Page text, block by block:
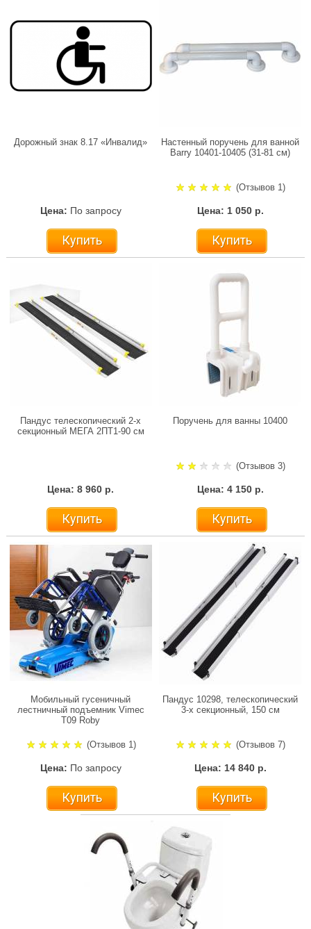
Дорожный знак 8.17 «Инвалид»
Цена: По запросу
Купить
Настенный поручень для ванной
Barry 10401-10405 (31-81 см)
(Отзывов 1)
Цена: 1 050 р.
Купить
Пандус телескопический 2-х
секционный МЕГА 2ПТ1-90 см
Цена: 8 960 р.
Купить
Поручень для ванны 10400
(Отзывов 3)
Цена: 4 150 р.
Купить
Мобильный гусеничный
лестничный подъемник Vimec
Т09 Roby
(Отзывов 1)
Цена: По запросу
Купить
Пандус 10298, телескопический
3-х секционный, 150 см
(Отзывов 7)
Цена: 14 840 р.
Купить